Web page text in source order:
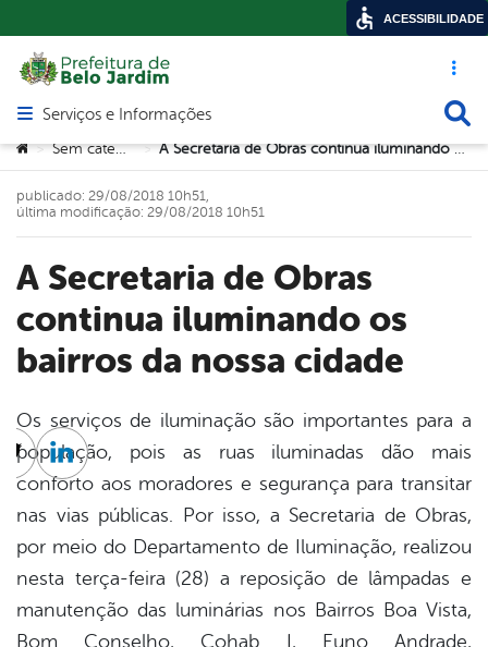
Acesso
Abrir menu principal de navegação
Serviços e Informações
Você está aqui:
> Sem categoria > A Secretaria de Obras continua iluminando os bairros da nossa cidade
A Secretaria de Obras
continua iluminando os
bairros da nossa cidade
publicado: 29/08/2018 10h51,
última modificação: 29/08/2018 10h51
Os serviços de iluminação são importantes para a
população, pois as ruas iluminadas dão mais
conforto aos moradores e segurança para transitar
nas vias públicas. Por isso, a Secretaria de Obras,
por meio do Departamento de Iluminação, realizou
nesta terça-feira (28) a reposição de lâmpadas e
manutenção das luminárias nos Bairros Boa Vista,
Bom Conselho, Cohab I, Euno Andrade,
Twitter
Linkedin
ACESSIBILIDADE